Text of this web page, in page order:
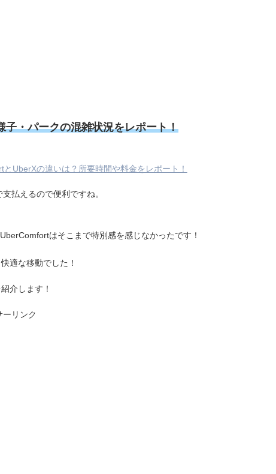
・パークの混雑状況をレポート！
UberXの違いは？所要時間や料金をレポート！
払えるので便利ですね。
はそこまで特別感を感じなかったです！
適な移動でした！
介します！
ーリンク